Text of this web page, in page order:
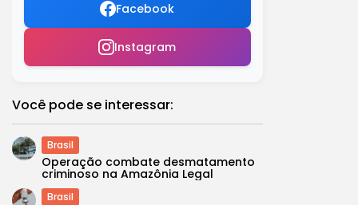
Facebook
Instagram
Você pode se interessar:
Brasil
Operação combate desmatamento
criminoso na Amazônia Legal
Brasil